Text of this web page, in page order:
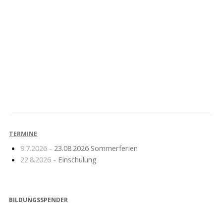
TERMINE
9.7.2026 - 23.08.2026 Sommerferien
22.8.2026 - Einschulung
BILDUNGSSPENDER